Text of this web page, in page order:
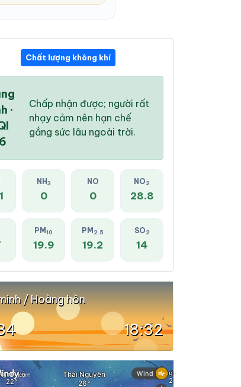
AM
76 %
đen u ám
06:00 AM
80 %
Mây đen u ám
Chất lượng không khí
·
Chấp nhận được; người rất
nhạy cảm nên hạn chế
gắng sức lâu ngoài trời.
NH 3
0
NO
0
NO2
28.8
PM 10
19.9
PM 2.5
19.2
SO2
14
/ Hoàng hôn
18:32